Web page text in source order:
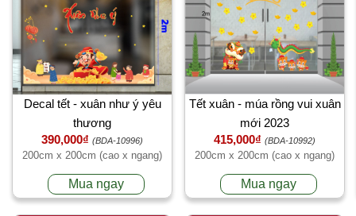
Decal tết - xuân như ý yêu
thương
390,000₫ (BDA-10996)
200cm x 200cm (cao x ngang)
Mua ngay
Tết xuân - múa rồng vui xuân
mới 2023
415,000₫ (BDA-10992)
200cm x 200cm (cao x ngang)
Mua ngay